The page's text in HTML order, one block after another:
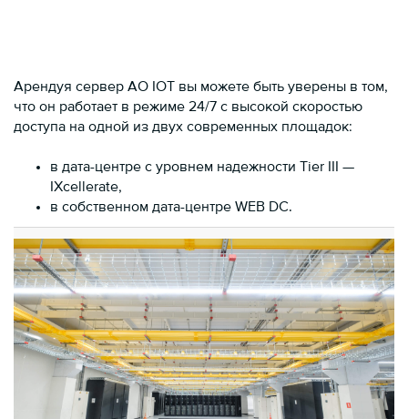
Арендуя сервер AO IOT вы можете быть уверены в том,
что он работает в режиме 24/7 с высокой скоростью
доступа на одной из двух современных площадок:
в дата-центре с уровнем надежности Tier III —
IXcellerate,
в собственном дата-центре WEB DC.